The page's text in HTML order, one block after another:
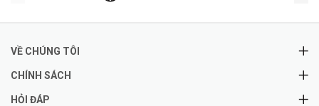
VỀ CHÚNG TÔI
CHÍNH SÁCH
HỎI ĐÁP